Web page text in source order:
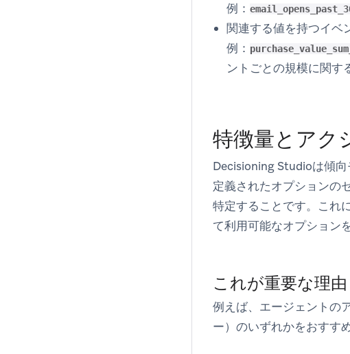
例：
関連する値を持つイベ
例：
ントごとの規模に関す
特徴量とアク
Decisioning Studioは傾向
定義されたオプションの
特定することです。これ
て利用可能なオプション
これが重要な理由
例えば、エージェントの
ー）のいずれかをおすす